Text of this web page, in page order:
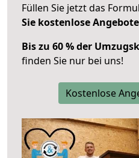
Füllen Sie jetzt das
Sie kostenlose Angebote
Bis zu 60 % der
finden Sie nur bei uns!
Kostenlose